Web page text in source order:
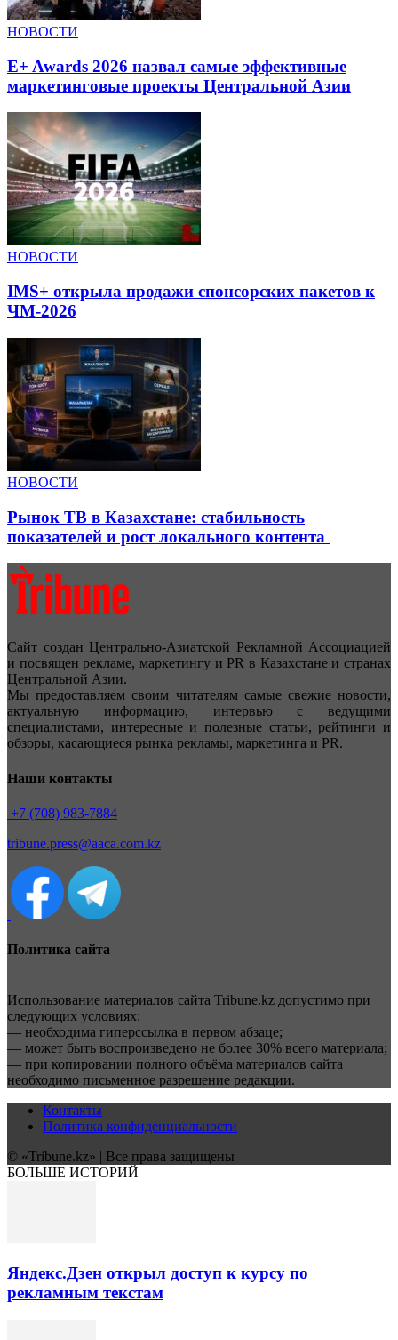
НОВОСТИ
E+ Awards 2026 назвал самые эффективные
маркетинговые проекты Центральной Азии
НОВОСТИ
IMS+ открыла продажи спонсорских пакетов к
ЧМ-2026
НОВОСТИ
Рынок ТВ в Казахстане: стабильность
показателей и рост локального контента
Сайт создан Центрально-Азиатской Рекламной Ассоциацией
и посвящен рекламе, маркетингу и PR в Казахстане и странах
Центральной Азии.
Мы предоставляем своим читателям самые свежие новости,
актуальную информацию, интервью с ведущими
специалистами, интересные и полезные статьи, рейтинги и
обзоры, касающиеся рынка рекламы, маркетинга и PR.
Наши контакты
+7 (708) 983-7884
tribune.press@aaca.com.kz
Политика сайта
Использование материалов сайта Tribune.kz допустимо при
следующих условиях:
— необходима гиперссылка в первом абзаце;
— может быть воспроизведено не более 30% всего материала;
— при копировании полного объёма материалов сайта
необходимо письменное разрешение редакции.
Контакты
Политика конфиденциальности
© «Tribune.kz» | Все права защищены
БОЛЬШЕ ИСТОРИЙ
Яндекс.Дзен открыл доступ к курсу по
рекламным текстам